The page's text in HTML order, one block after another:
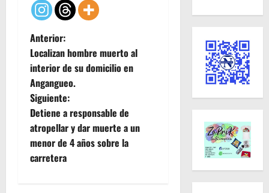
N
a
v
e
g
a
Anterior:
Localizan hombre muerto al
interior de su domicilio en
Angangueo.
Siguiente:
Detiene a responsable de
atropellar y dar muerte a un
menor de 4 años sobre la
carretera